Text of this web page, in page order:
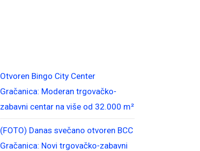
Otvoren Bingo City Center
Gračanica: Moderan trgovačko-
zabavni centar na više od 32.000 m²
(FOTO) Danas svečano otvoren BCC
Gračanica: Novi trgovačko-zabavni